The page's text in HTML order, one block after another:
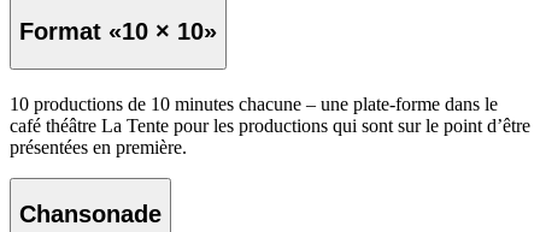
Format «10 × 10»
10 productions de 10 minutes chacune – une plate-forme dans le
café théâtre La Tente pour les productions qui sont sur le point d’être
présentées en première.
Chansonade